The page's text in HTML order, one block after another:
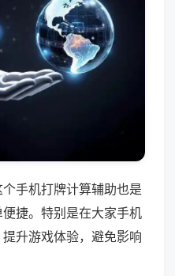
手机打牌计算辅助也是
捷。特别是在大家手机
升游戏体验，避免影响